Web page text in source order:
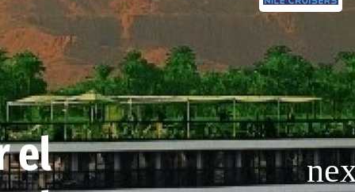
el